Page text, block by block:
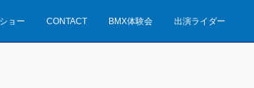
ョー CONTACT BMX体験会 出演ライダー